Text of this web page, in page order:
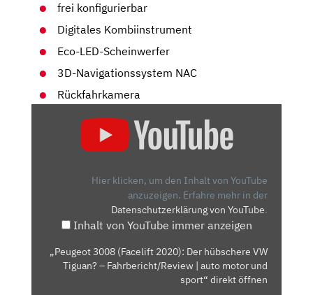
frei konfigurierbar
Digitales Kombiinstrument
Eco-LED-Scheinwerfer
3D-Navigationssystem NAC
Rückfahrkamera
(FACELIFT
TIGUAN?
FAHRBERICHT/REVIEW
Hier klicken, um den Inhalt von YouTube
anzuzeigen. Erfahre mehr in der
Datenschutzerklärung von YouTube.
Inhalt von YouTube immer anzeigen
„Peugeot 3008 (Facelift 2020): Der hübschere VW
Tiguan? – Fahrbericht/Review | auto motor und
sport“ direkt öffnen